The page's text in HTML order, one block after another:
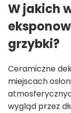
W jakich
grzybki?
Ceramiczne
miejscach
wygląd przez